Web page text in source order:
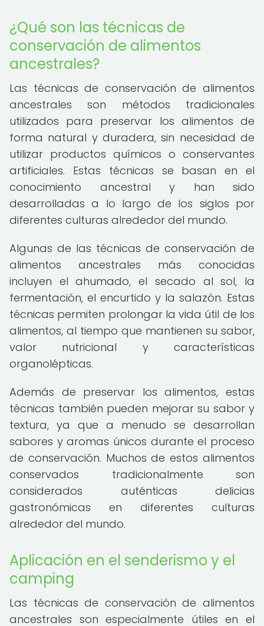
¿Qué son las técnicas de
conservación de alimentos
ancestrales?
Las técnicas de conservación de alimentos
ancestrales son métodos tradicionales
utilizados para preservar los alimentos de
forma natural y duradera, sin necesidad de
utilizar productos químicos o conservantes
artificiales. Estas técnicas se basan en el
conocimiento ancestral y han sido
desarrolladas a lo largo de los siglos por
diferentes culturas alrededor del mundo.
Algunas de las técnicas de conservación de
alimentos ancestrales más conocidas
incluyen el ahumado, el secado al sol, la
fermentación, el encurtido y la salazón. Estas
técnicas permiten prolongar la vida útil de los
alimentos, al tiempo que mantienen su sabor,
valor nutricional y características
organolépticas.
Además de preservar los alimentos, estas
técnicas también pueden mejorar su sabor y
textura, ya que a menudo se desarrollan
sabores y aromas únicos durante el proceso
de conservación. Muchos de estos alimentos
conservados tradicionalmente son
considerados auténticas delicias
gastronómicas en diferentes culturas
alrededor del mundo.
Aplicación en el senderismo y el
camping
Las técnicas de conservación de alimentos
ancestrales son especialmente útiles en el